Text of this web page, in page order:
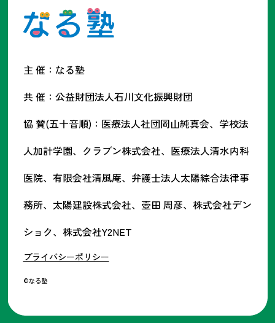
主 催：なる塾
共 催：公益財団法人石川文化振興財団
協 賛(五十音順)：医療法人社団岡山純真会、学校法
人加計学園、クラブン株式会社、医療法人清水内科
医院、有限会社清風庵、弁護士法人太陽綜合法律事
務所、太陽建設株式会社、壺田 周彦、株式会社デン
ショク、株式会社Y2NET
プライバシーポリシー
©なる塾